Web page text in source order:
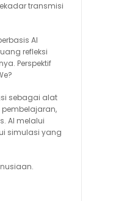
transmisi
AI
refleksi
Perspektif
sebagai alat
AI melalui
simulasi yang